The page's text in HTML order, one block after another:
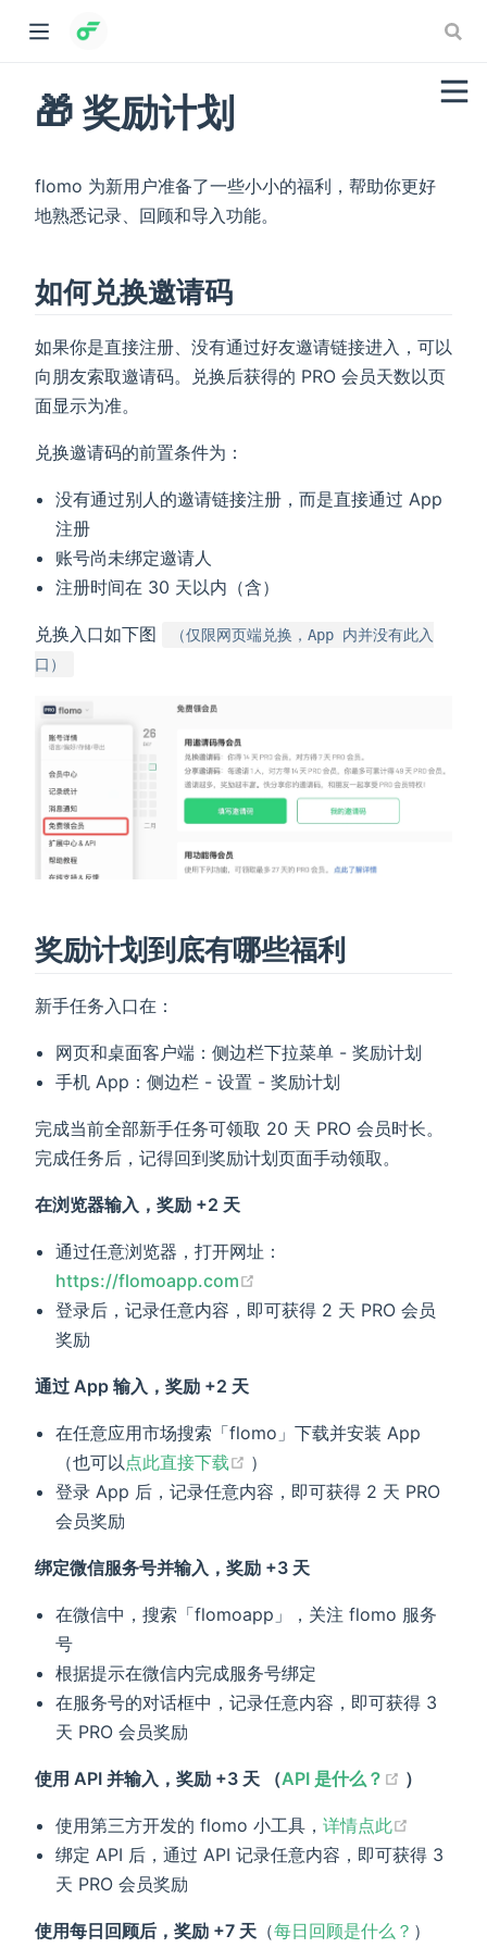
🎁 奖励计划
flomo 为新用户准备了一些小小的福利，帮助你更好
地熟悉记录、回顾和导入功能。
如何兑换邀请码
如果你是直接注册、没有通过好友邀请链接进入，可以
向朋友索取邀请码。兑换后获得的 PRO 会员天数以页
面显示为准。
兑换邀请码的前置条件为：
没有通过别人的邀请链接注册，而是直接通过 App
注册
账号尚未绑定邀请人
注册时间在 30 天以内（含）
兑换入口如下图
（仅限网页端兑换，App 内并没有此入
口）
奖励计划到底有哪些福利
新手任务入口在：
网页和桌面客户端：侧边栏下拉菜单 - 奖励计划
手机 App：侧边栏 - 设置 - 奖励计划
完成当前全部新手任务可领取 20 天 PRO 会员时长。
完成任务后，记得回到奖励计划页面手动领取。
在浏览器输入，奖励 +2 天
通过任意浏览器，打开网址：
https://flomoapp.com
登录后，记录任意内容，即可获得 2 天 PRO 会员
奖励
通过 App 输入，奖励 +2 天
在任意应用市场搜索「flomo」下载并安装 App
（也可以 点此直接下载 (opens new window)
）
登录 App 后，记录任意内容，即可获得 2 天 PRO
会员奖励
绑定微信服务号并输入，奖励 +3 天
在微信中，搜索「flomoapp」，关注 flomo 服务
号
根据提示在微信内完成服务号绑定
在服务号的对话框中，记录任意内容，即可获得 3
天 PRO 会员奖励
使用 API 并输入，奖励 +3 天 （API 是什么？ (opens
）
使用第三方开发的 flomo 小工具，详情点此
绑定 API 后，通过 API 记录任意内容，即可获得 3
天 PRO 会员奖励
使用每日回顾后，奖励 +7 天 （每日回顾是什么？ ）